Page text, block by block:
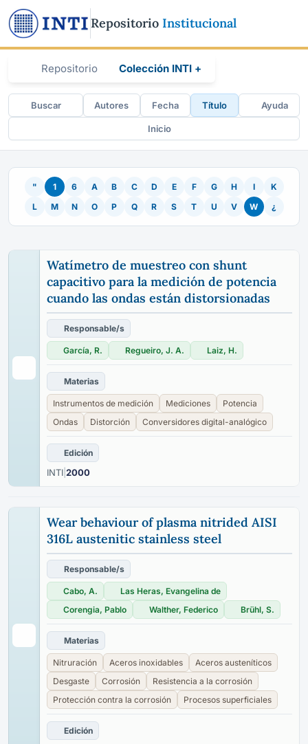
Repositorio Institucional
Repositorio Colección INTI +
Buscar Autores Fecha Título Ayuda
Inicio
" 1 6 A B C D E F G H I
K
L
M N O P Q R S T U V W ¿
Watímetro de muestreo con shunt
capacitivo para la medición de potencia
cuando las ondas están distorsionadas
Responsable/s
García, R. Regueiro, J. A. Laiz, H.
Materias
Instrumentos de medición Mediciones
Potencia
Ondas
Distorción Conversidores digital-analógico
Edición
INTI 2000
Wear behaviour of plasma nitrided AISI
316L austenitic stainless steel
Responsable/s
Cabo, A.
Las Heras, Evangelina de
Corengia, Pablo
Walther, Federico Brühl, S.
Materias
Nitruración Aceros inoxidables
Aceros austeníticos
Desgaste
Corrosión
Resistencia a la corrosión
Protección contra la corrosión
Procesos superficiales
Edición